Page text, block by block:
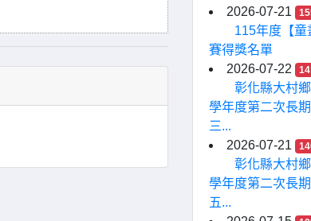
2026-07-21
115年度【
賽得獎名單
2026-07-22
彰化縣大村
學年度第二次長
三...
2026-07-21
彰化縣大村
學年度第二次長
五...